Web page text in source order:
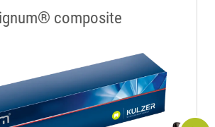
composite